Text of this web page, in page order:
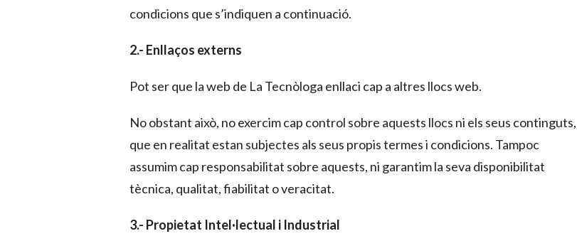
condicions que s’indiquen a continuació.
2.- Enllaços externs
Pot ser que la web de La Tecnòloga enllaci cap a altres llocs web.
No obstant això, no exercim cap control sobre aquests llocs ni els seus continguts,
que en realitat estan subjectes als seus propis termes i condicions. Tampoc
assumim cap responsabilitat sobre aquests, ni garantim la seva disponibilitat
tècnica, qualitat, fiabilitat o veracitat.
3.- Propietat Intel·lectual i Industrial